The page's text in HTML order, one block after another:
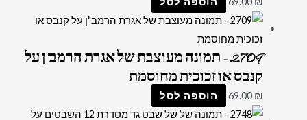
2709 – תמונה מעוצבת של אגרת הרמב"ן על
קנבס או זכוכית מחוסמת
69.00 ₪ הוספה לסל